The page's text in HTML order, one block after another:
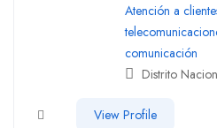
Atención a
comunicación
Distrito
View Profile